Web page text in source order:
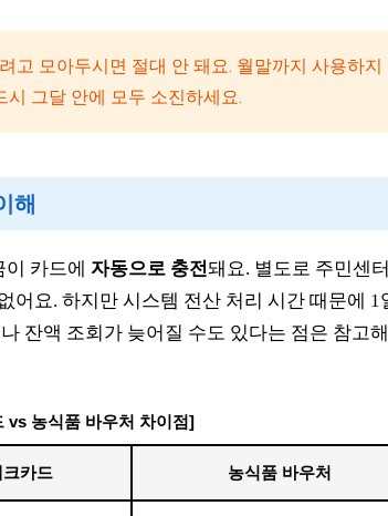
고 모아두시면 절대 안 돼요. 월말까지 사용하지
그달 안에 모두 소진하세요.
해
카드에 자동으로 충전돼요. 별도로 주민센
어요. 하지만 시스템 전산 처리 시간 때문에 1
잔액 조회가 늦어질 수도 있다는 점은 참고
vs 농식품 바우처 차이점]
카드 농식품 바우처